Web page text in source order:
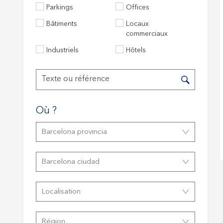
Parkings Offices
Bâtiments
Locaux
commerciaux
Industriels Hôtels
Où ?
Barcelona provincia
Barcelona ciudad
Localisation
Ce